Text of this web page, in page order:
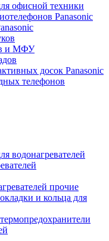
офисной техники
Panasonic
и МФУ
досок Panasonic
телефонов
водонагревателей
прочие
и кольца для